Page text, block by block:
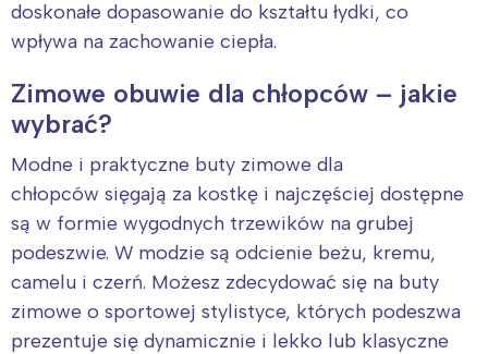
doskonałe dopasowanie do kształtu łydki, co
wpływa na zachowanie ciepła.
Zimowe obuwie dla chłopców – jakie
wybrać?
Modne i praktyczne buty zimowe dla
chłopców sięgają za kostkę i najczęściej dostępne
są w formie wygodnych trzewików na grubej
podeszwie. W modzie są odcienie beżu, kremu,
camelu i czerń. Możesz zdecydować się na buty
zimowe o sportowej stylistyce, których podeszwa
prezentuje się dynamicznie i lekko lub klasyczne
Interesują mnie wydarzenia z
tego regionu:
Warszawa
Łódź
Śląsk
Kraków